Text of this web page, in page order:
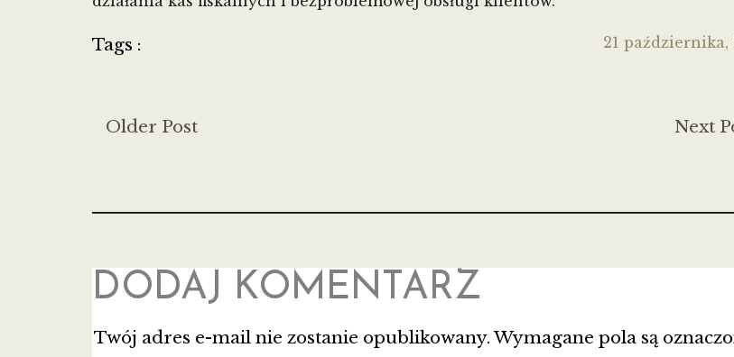
Tags : 21 października,
Older Post Next
DODAJ KOMENTARZ
Twój adres e-mail nie zostanie opublikowany. Wymagane pola są